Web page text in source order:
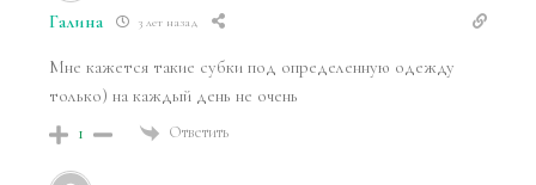
Галина 3 лет назад
Мне кажется такие субки под определенную одежду
только) на каждый день не очень
1 Ответить